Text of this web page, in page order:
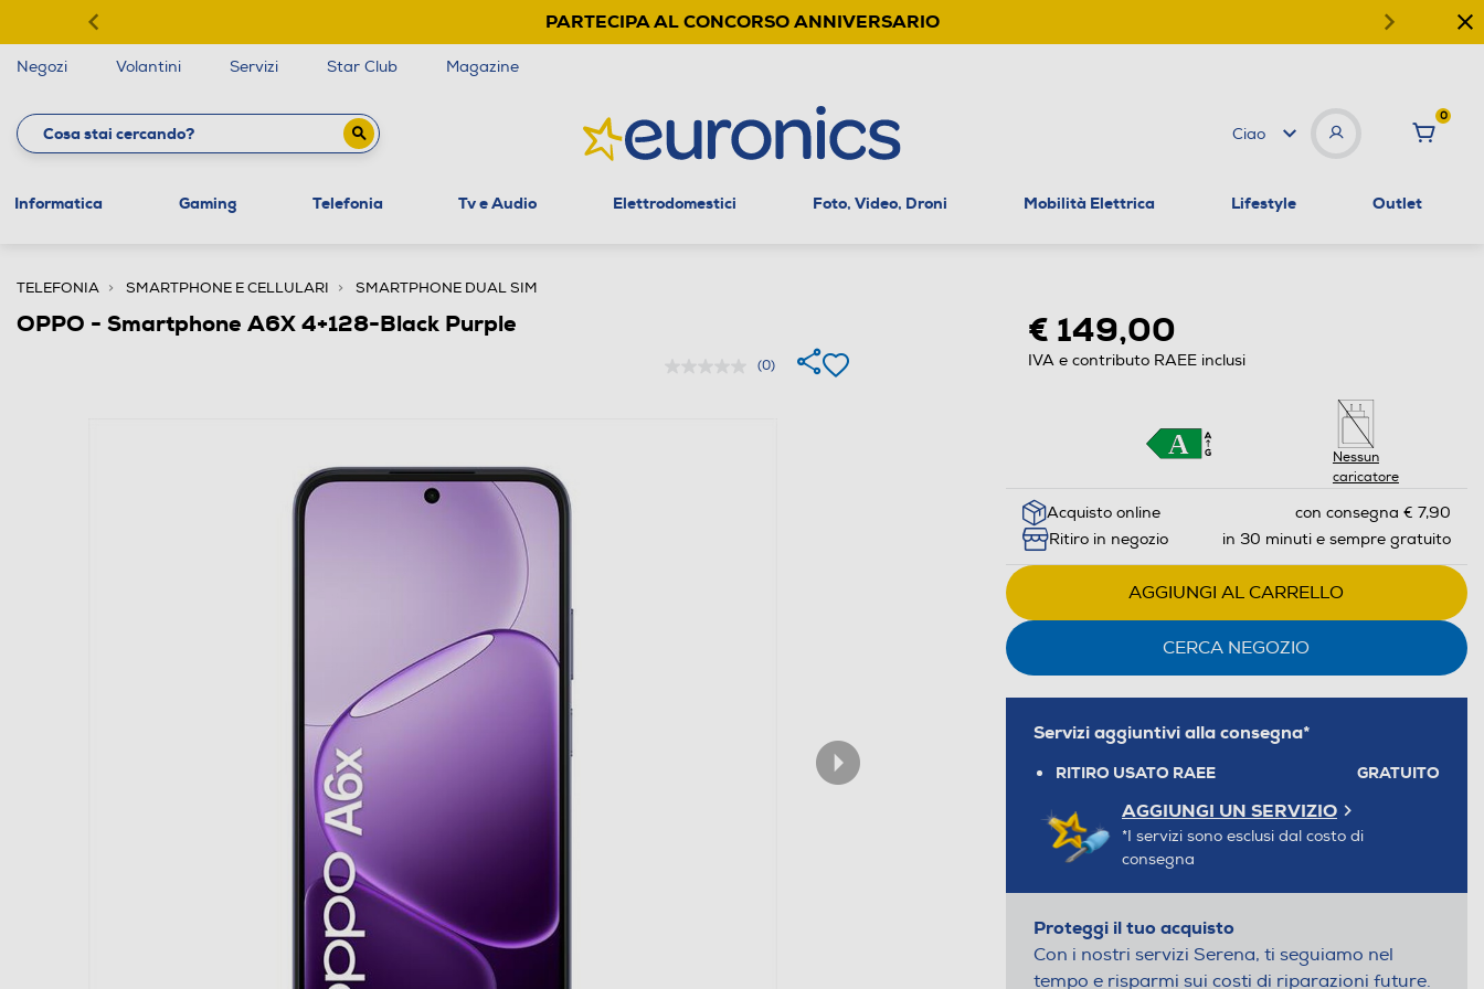
PARTECIPA AL CONCORSO ANNIVERSARIO
Negozi Volantini Servizi Star Club Magazine
Ciao
0
Informatica Gaming Telefonia Tv e Audio Elettrodomestici Foto, Video, Droni Mobilità Elettrica Lifestyle Outlet
TELEFONIA SMARTPHONE E CELLULARI SMARTPHONE DUAL SIM
OPPO - Smartphone A6X 4+128-Black Purple
(0)
€ 149,00
IVA e contributo RAEE inclusi
Nessun
caricatore
Acquisto online
con consegna € 7,90
Ritiro in negozio
in 30 minuti e sempre gratuito
AGGIUNGI AL CARRELLO
CERCA NEGOZIO
Servizi aggiuntivi alla consegna*
RITIRO USATO RAEE GRATUITO
AGGIUNGI UN SERVIZIO
*I servizi sono esclusi dal costo di
consegna
Proteggi il tuo acquisto
Con i nostri servizi Serena, ti seguiamo nel
tempo e risparmi sui costi di riparazioni future.